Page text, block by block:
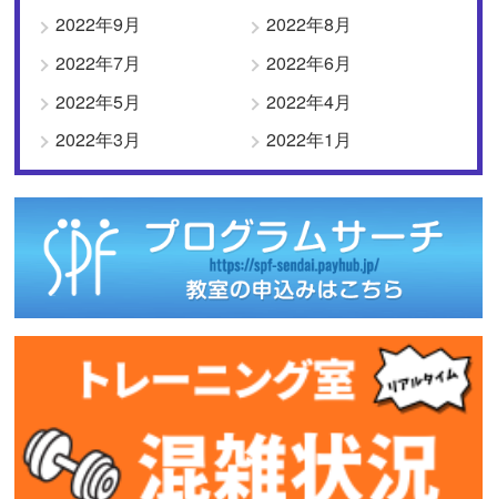
2022年9月
2022年8月
2022年7月
2022年6月
2022年5月
2022年4月
2022年3月
2022年1月